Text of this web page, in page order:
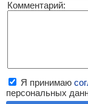
Комментарий:
Я принимаю
персональных